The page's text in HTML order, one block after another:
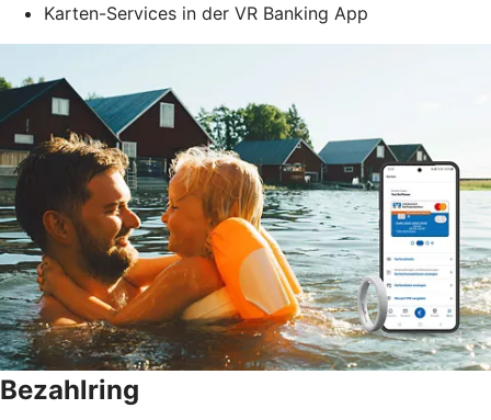
Karten-Services in der VR Banking App
Bezahlring